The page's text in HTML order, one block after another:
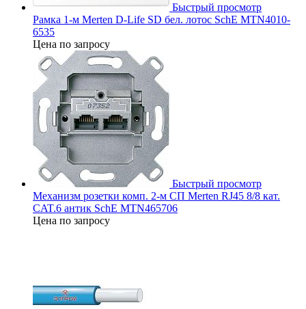
Быстрый просмотр
Рамка 1-м Merten D-Life SD бел. лотос SchE MTN4010-
6535
Цена по запросу
Быстрый просмотр
Механизм розетки комп. 2-м СП Merten RJ45 8/8 кат.
CAT.6 антик SchE MTN465706
Цена по запросу